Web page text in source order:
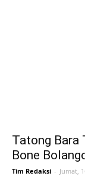
Tatong Bara
Bone
Tim Redaksi - Jumat,